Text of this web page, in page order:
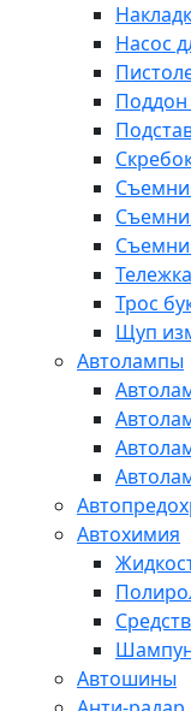
Насос
Трос
Щуп
Автолампы
Автохимия
Автошины